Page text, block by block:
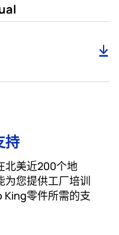
持
北美近200个地
为您提供工厂培训
零件所需的支